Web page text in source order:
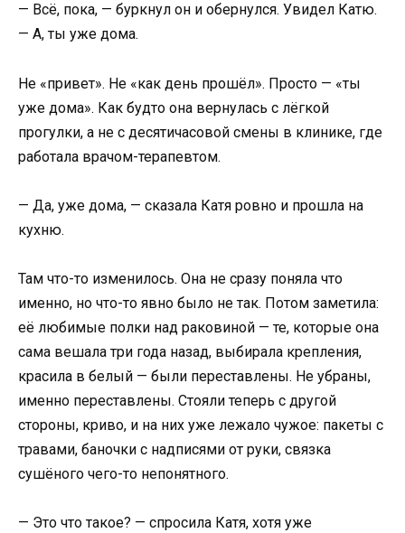
— Всё, пока, — буркнул он и обернулся. Увидел Катю.
— А, ты уже дома.
Не «привет». Не «как день прошёл». Просто — «ты
уже дома». Как будто она вернулась с лёгкой
прогулки, а не с десятичасовой смены в клинике, где
работала врачом-терапевтом.
— Да, уже дома, — сказала Катя ровно и прошла на
кухню.
Там что-то изменилось. Она не сразу поняла что
именно, но что-то явно было не так. Потом заметила:
её любимые полки над раковиной — те, которые она
сама вешала три года назад, выбирала крепления,
красила в белый — были переставлены. Не убраны,
именно переставлены. Стояли теперь с другой
стороны, криво, и на них уже лежало чужое: пакеты с
травами, баночки с надписями от руки, связка
сушёного чего-то непонятного.
— Это что такое? — спросила Катя, хотя уже